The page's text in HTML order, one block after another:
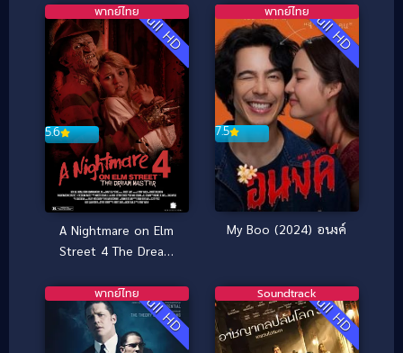
ทางปริศนา (2023)
Full HD
5.6
พากย์ไทย
A Nightmare on Elm
Street 4 The Dream
เมือบ ภาค 4
Full HD
7.5
พากย์ไทย
My Boo (2024) อนงค์
Full HD
พากย์ไทย Full HD
Soundtrack